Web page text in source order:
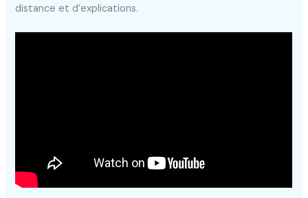
distance et d’explications.